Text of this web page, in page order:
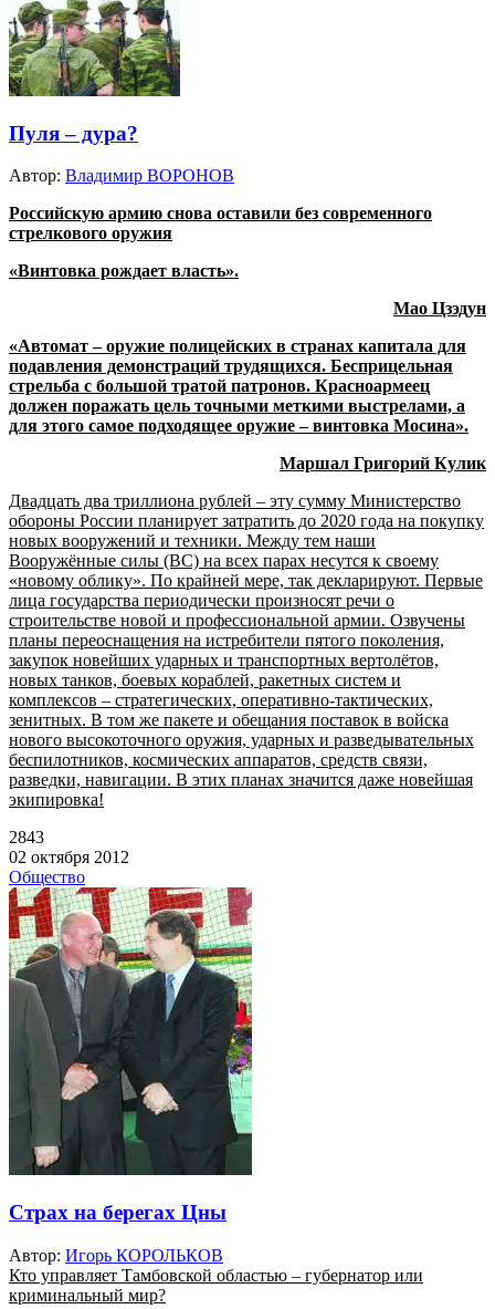
Пуля – дура?
Автор: Владимир ВОРОНОВ
Российскую армию снова оставили без современного
стрелкового оружия
«Винтовка рождает власть».
Мао Цзэдун
«Автомат – оружие полицейских в странах капитала для
подавления демонстраций трудящихся. Бесприцельная
стрельба с большой тратой патронов. Красноармеец
должен поражать цель точными меткими выстрелами, а
для этого самое подходящее оружие – винтовка Мосина».
Маршал Григорий Кулик
Двадцать два триллиона рублей – эту сумму Министерство
обороны России планирует затратить до 2020 года на покупку
новых вооружений и техники. Между тем наши
Вооружённые силы (ВС) на всех парах несутся к своему
«новому облику». По крайней мере, так декларируют. Первые
лица государства периодически произносят речи о
строительстве новой и профессиональной армии. Озвучены
планы переоснащения на истребители пятого поколения,
закупок новейших ударных и транспортных вертолётов,
новых танков, боевых кораблей, ракетных систем и
комплексов – стратегических, оперативно-тактических,
зенитных. В том же пакете и обещания поставок в войска
нового высокоточного оружия, ударных и разведывательных
беспилотников, космических аппаратов, средств связи,
разведки, навигации. В этих планах значится даже новейшая
экипировка!
2843
02 октября 2012
Общество
Страх на берегах Цны
Автор: Игорь КОРОЛЬКОВ
Кто управляет Тамбовской областью – губернатор или
криминальный мир?